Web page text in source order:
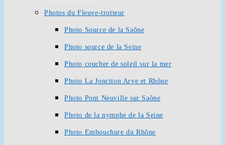
Photos du Fleuve-trotteur
Photo Source de la Saône
Photo source de la Seine
Photo coucher de soleil sur la mer
Photo La Jonction Arve et Rhône
Photo Pont Neuville sur Saône
Photo de la nymphe de la Seine
Photo Embouchure du Rhône